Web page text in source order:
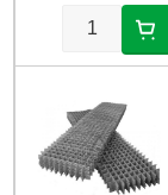
Страницы